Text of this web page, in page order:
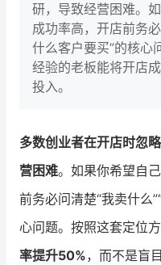
增长产品指南
智库
产品更新动态
品牌消费观
新零售资讯
培训课程
研，导致经营困难。
成功率高，开店前务
什么客户要买”的核心
经验的老板能将开店
投入。
多数创业者在开店时忽
营困难。如果你希望自
前务必问清楚“我卖什么
心问题。按照这套定位方
率提升50%，而不是盲